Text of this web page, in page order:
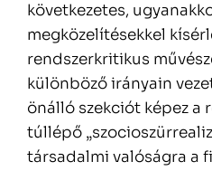
következetes,
megközelítésekkel
rendszerkritikus
különböző irányain
önálló szekciót képez a
túllépő
társadalmi valóságra a